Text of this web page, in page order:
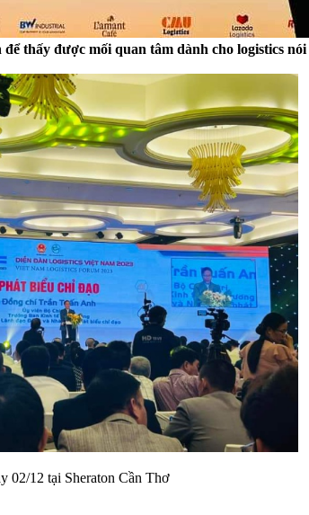
thấy được mối quan tâm dành cho logistics
02/12 tại Sheraton Cần Thơ